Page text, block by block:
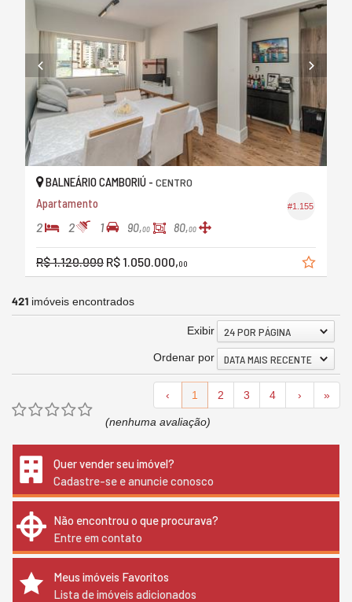
#1.155
BALNEÁRIO CAMBORIÚ - CENTRO
Apartamento
2 2 1 90,00 80,00
R$ 1.120.000 R$ 1.050.000,00
421 imóveis encontrados
Exibir 24 POR PÁGINA
Ordenar por DATA MAIS RECENTE
‹ 1 2 3 4 › »
(nenhuma avaliação)
Quer vender seu imóvel?
Cadastre-se e anuncie conosco
Não encontrou o que procurava?
Entre em contato
Meus imóveis Favoritos
Lista de imóveis adicionados